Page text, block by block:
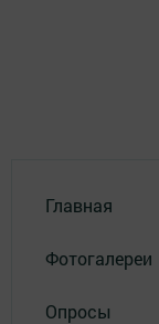
Главная
Фотогалереи
Опросы